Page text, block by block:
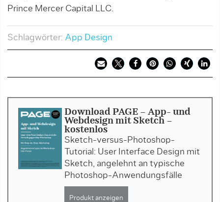
Prince Mercer Capital LLC.
Schlagwörter: App Design
Download PAGE - App- und
Webdesign mit Sketch -
kostenlos
Sketch-versus-Photoshop-
Tutorial: User Interface Design mit
Sketch, angelehnt an typische
Photoshop-Anwendungsfälle
Produkt anzeigen